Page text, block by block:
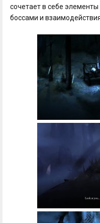
сочетает в себе
боссами и